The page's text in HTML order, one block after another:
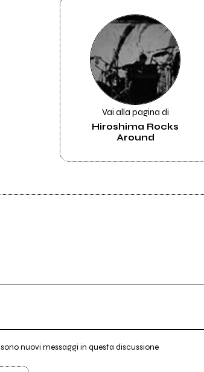
Vai alla pagina di
Hiroshima Rocks
Around
nuovi messaggi in questa discussione